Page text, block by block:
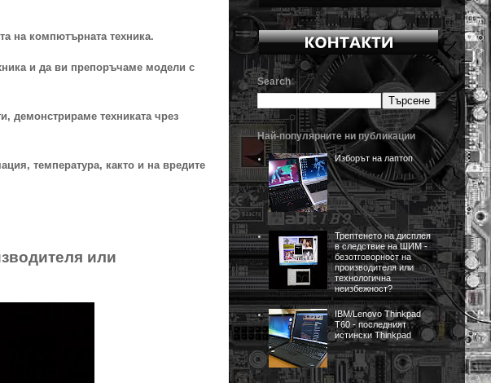
на компютърната техника.
и да ви препоръчаме модели с
демонстрираме техниката чрез
температура, както и на вредите
или
Search
Най-популярните ни публикации
Изборът на лаптоп
Трептенето на дисплея
в следствие на ШИМ -
безотговорност на
производителя или
технологична
неизбежност?
IBM/Lenovo Thinkpad
T60 - последният
истински Thinkpad